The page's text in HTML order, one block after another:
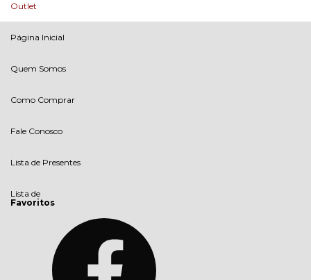
Outlet
Página Inicial
Quem Somos
Como Comprar
Fale Conosco
Lista de Presentes
Lista de
Favoritos